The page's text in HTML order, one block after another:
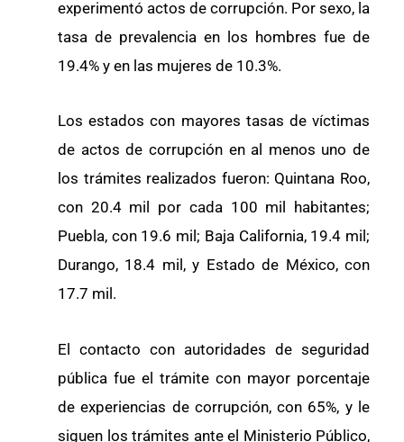
experimentó actos de corrupción. Por sexo, la
tasa de prevalencia en los hombres fue de
19.4% y en las mujeres de 10.3%.
Los estados con mayores tasas de víctimas
de actos de corrupción en al menos uno de
los trámites realizados fueron: Quintana Roo,
con 20.4 mil por cada 100 mil habitantes;
Puebla, con 19.6 mil; Baja California, 19.4 mil;
Durango, 18.4 mil, y Estado de México, con
17.7 mil.
El contacto con autoridades de seguridad
pública fue el trámite con mayor porcentaje
de experiencias de corrupción, con 65%, y le
siguen los trámites ante el Ministerio Público,